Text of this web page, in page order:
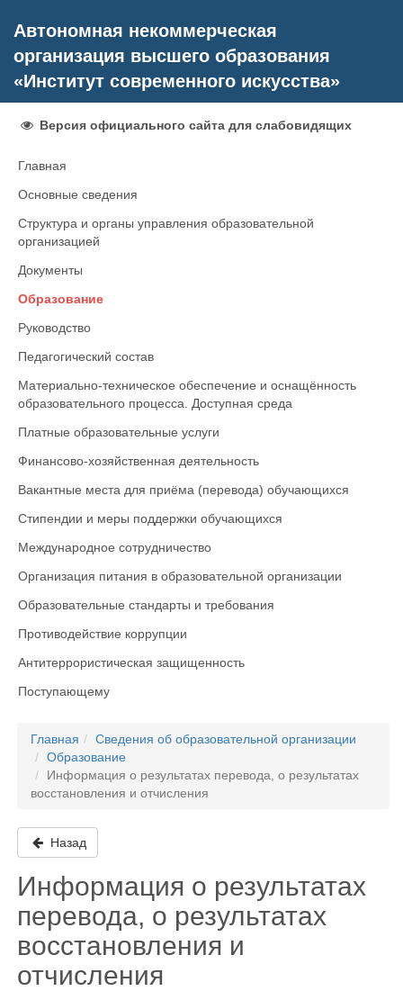
Автономная некоммерческая
организация высшего образования
«Институт современного искусства»
Версия официального сайта для слабовидящих
Главная
Основные сведения
Структура и органы управления образовательной
организацией
Документы
Образование
Руководство
Педагогический состав
Материально-техническое обеспечение и оснащённость
образовательного процесса. Доступная среда
Платные образовательные услуги
Финансово-хозяйственная деятельность
Вакантные места для приёма (перевода) обучающихся
Стипендии и меры поддержки обучающихся
Международное сотрудничество
Организация питания в образовательной организации
Образовательные стандарты и требования
Противодействие коррупции
Антитеррористическая защищенность
Поступающему
Главная
Сведения об образовательной организации
Образование
Информация о результатах перевода, о результатах
восстановления и отчисления
Назад
Информация о результатах
перевода, о результатах
восстановления и
отчисления